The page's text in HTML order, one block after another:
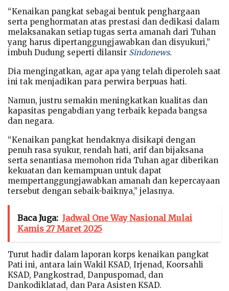
“Kenaikan pangkat sebagai bentuk penghargaan
serta penghormatan atas prestasi dan dedikasi dalam
melaksanakan setiap tugas serta amanah dari Tuhan
yang harus dipertanggungjawabkan dan disyukuri,”
imbuh Dudung seperti dilansir Sindonews.
Dia mengingatkan, agar apa yang telah diperoleh saat
ini tak menjadikan para perwira berpuas hati.
Namun, justru semakin meningkatkan kualitas dan
kapasitas pengabdian yang terbaik kepada bangsa
dan negara.
“Kenaikan pangkat hendaknya disikapi dengan
penuh rasa syukur, rendah hati, arif dan bijaksana
serta senantiasa memohon rida Tuhan agar diberikan
kekuatan dan kemampuan untuk dapat
mempertanggungjawabkan amanah dan kepercayaan
tersebut dengan sebaik-baiknya,” jelasnya.
Baca Juga: Jadwal One Way Nasional Mulai
Kamis 27 Maret 2025
Turut hadir dalam laporan korps kenaikan pangkat
Pati ini, antara lain Wakil KSAD, Irjenad, Koorsahli
KSAD, Pangkostrad, Danpuspomad, dan
Dankodiklatad, dan Para Asisten KSAD.